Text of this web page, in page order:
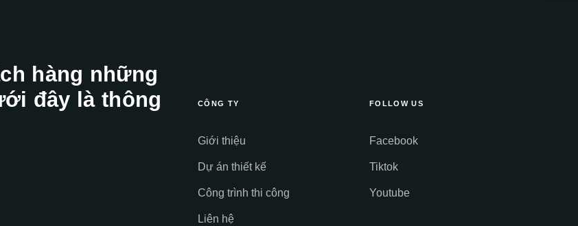
hàng những
đây là thông
CÔNG TY
Giới thiệu
Dự án thiết kế
Công trình thi công
Liên hệ
FOLLOW US
Facebook
Tiktok
Youtube